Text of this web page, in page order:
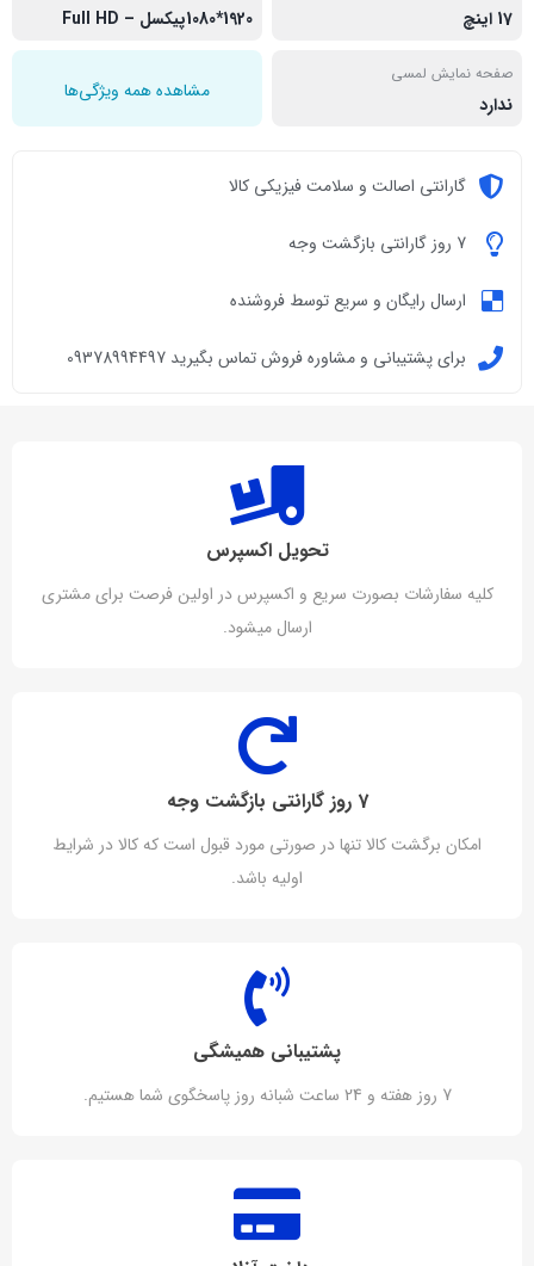
17 اینچ 1920*1080پیکسل – Full HD
صفحه نمایش لمسی
ندارد
مشاهده همه ویژگی‌ها
گارانتی اصالت و سلامت فیزیکی کالا
7 روز گارانتی بازگشت وجه
ارسال رایگان و سریع توسط فروشنده
برای پشتیبانی و مشاوره فروش تماس بگیرید 09378994497
تحویل اکسپرس
کلیه سفارشات بصورت سریع و اکسپرس در اولین فرصت برای مشتری
ارسال میشود.
7 روز گارانتی بازگشت وجه
امکان برگشت کالا تنها در صورتی مورد قبول است که کالا در شرایط
اولیه باشد.
پشتیبانی همیشگی
7 روز هفته و 24 ساعت شبانه روز پاسخگوی شما هستیم.